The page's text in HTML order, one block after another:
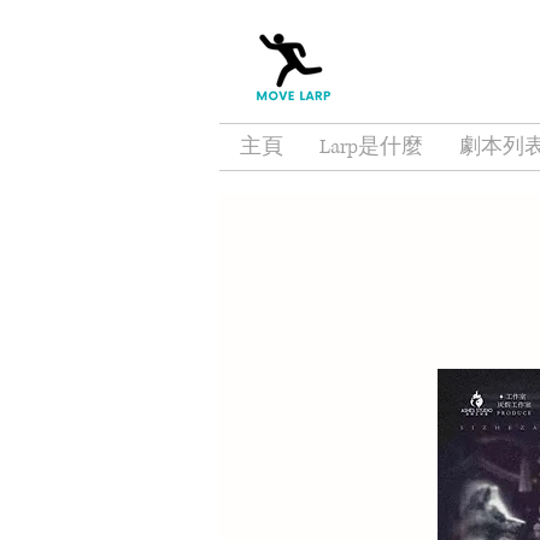
主頁 Larp是什麼 劇本列